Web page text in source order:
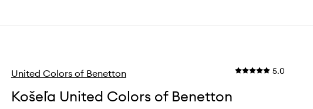
United Colors of Benetton 5.0
Košeľa United Colors of Benetton